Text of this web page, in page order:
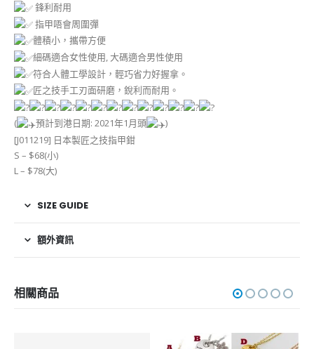
鋒利耐用
指甲唔會周圍彈
體積小，攜帶方便
細碼適合女性使用, 大碼適合男性使用
符合人體工學設計，輕巧省力好握拿。
匠之技手工刃面研磨，銳利而耐用。
( 預計到港日期: 2021年1月頭
)
[J011219] 日本製匠之技指甲鉗
S – $68(小)
L – $78(大)
SIZE GUIDE
額外資訊
相關商品